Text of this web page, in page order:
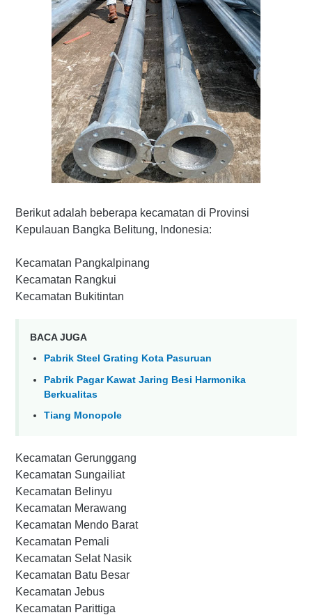
Berikut adalah beberapa kecamatan di Provinsi
Kepulauan Bangka Belitung, Indonesia:
Kecamatan Pangkalpinang
Kecamatan Rangkui
Kecamatan Bukitintan
BACA JUGA
Pabrik Steel Grating Kota Pasuruan
Pabrik Pagar Kawat Jaring Besi Harmonika
Berkualitas
Tiang Monopole
Kecamatan Gerunggang
Kecamatan Sungailiat
Kecamatan Belinyu
Kecamatan Merawang
Kecamatan Mendo Barat
Kecamatan Pemali
Kecamatan Selat Nasik
Kecamatan Batu Besar
Kecamatan Jebus
Kecamatan Parittiga